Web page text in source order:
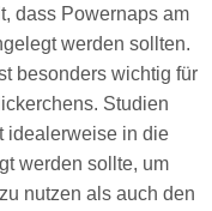
dass Powernaps am
werden sollten.
besonders wichtig für
Studien
idealerweise in die
werden sollte, um
nutzen als auch den